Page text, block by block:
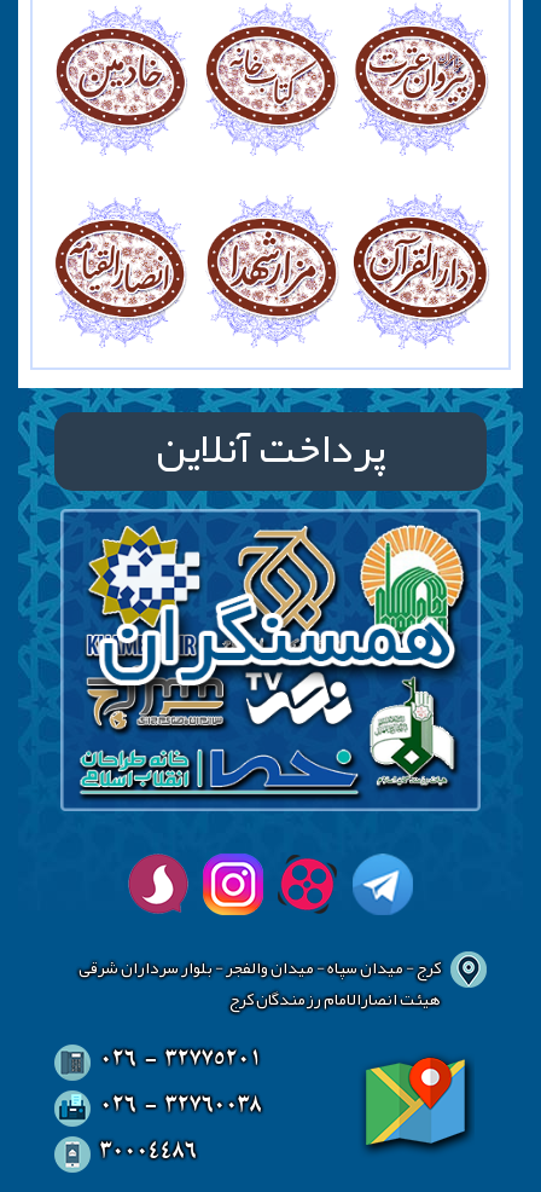
پرداخت آنلاین
کرج - میدان سپاه - میدان والفجر - بلوار سرداران شرقی
هیئت انصارالامام رزمندگان کرج
026 - 32775201
026 - 32760038
30004486